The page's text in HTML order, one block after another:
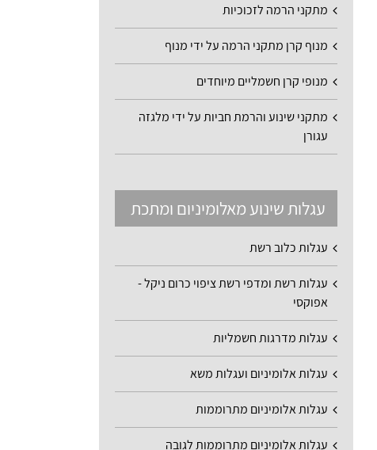
מתקני הרמה לזכוכיות
מנוף קרן מתקני הרמה על ידי מנוף
מנופי קרן חשמליים מיוחדים
מתקני שינוע והרמת חביות על ידי מלגזה
עגורן
עגלות שינוע מאלומיניום ומתכת
עגלות כלוב רשת
עגלות רשת ומדפי רשת ציפוי כרום ניקל -
אפוקסי
עגלות מדרגות חשמליות
עגלות אלומיניום ועגלות משא
עגלות אלומיניום מתרוממות
עגלות אלומיניום מתרוממות לגובה